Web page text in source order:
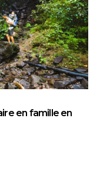
en famille en